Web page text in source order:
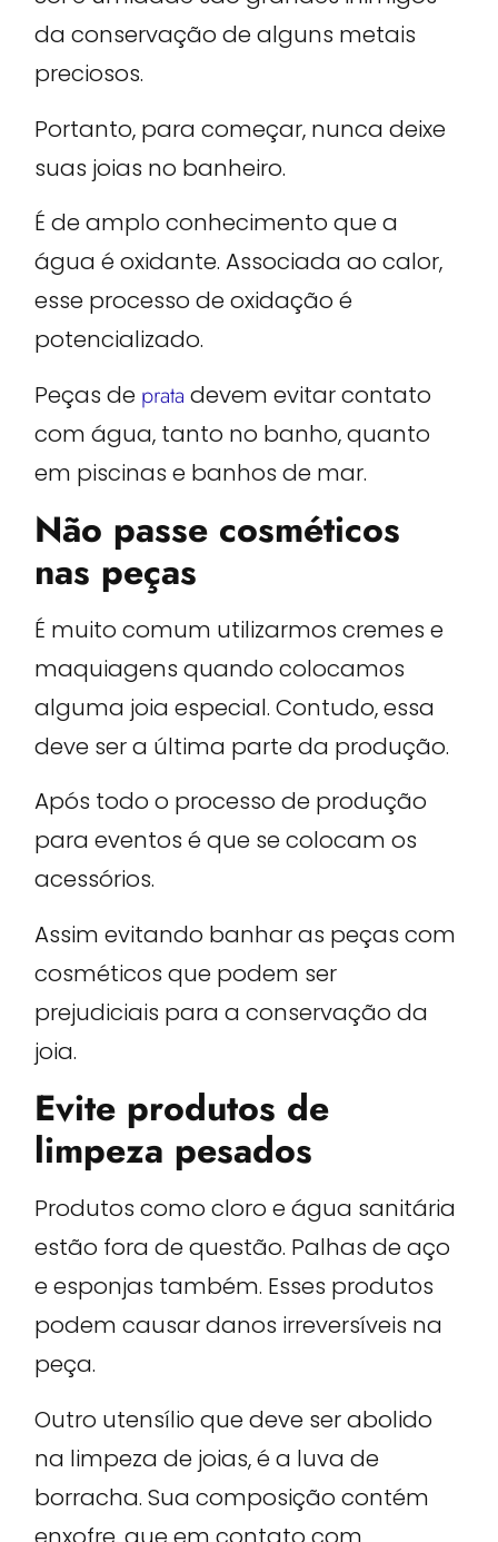
da conservação de alguns metais
preciosos.
Portanto, para começar, nunca deixe
suas joias no banheiro.
É de amplo conhecimento que a
água é oxidante. Associada ao calor,
esse processo de oxidação é
potencializado.
Peças de prata devem evitar contato
com água, tanto no banho, quanto
em piscinas e banhos de mar.
Não passe cosméticos
nas peças
É muito comum utilizarmos cremes e
maquiagens quando colocamos
alguma joia especial. Contudo, essa
deve ser a última parte da produção.
Após todo o processo de produção
para eventos é que se colocam os
acessórios.
Assim evitando banhar as peças com
cosméticos que podem ser
prejudiciais para a conservação da
joia.
Evite produtos de
limpeza pesados
Produtos como cloro e água sanitária
estão fora de questão. Palhas de aço
e esponjas também. Esses produtos
podem causar danos irreversíveis na
peça.
Outro utensílio que deve ser abolido
na limpeza de joias, é a luva de
borracha. Sua composição contém